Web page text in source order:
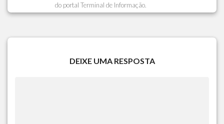
do portal Terminal de Informação.
DEIXE UMA RESPOSTA